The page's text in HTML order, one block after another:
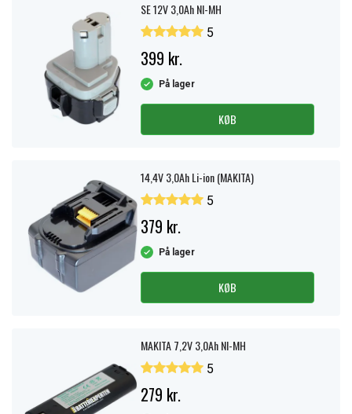
SE 12V 3,0Ah NI-MH
5
399 kr.
På lager
KØB
14,4V 3,0Ah Li-ion (MAKITA)
5
379 kr.
På lager
KØB
MAKITA 7,2V 3,0Ah NI-MH
5
279 kr.